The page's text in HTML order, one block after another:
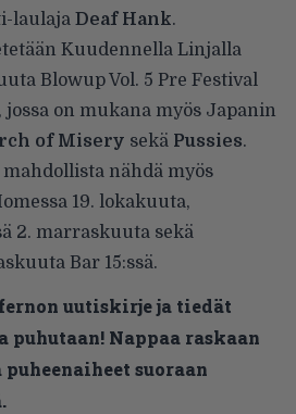
laulaja Deaf Hank.
Kuudennella Linjalla
Blowup Vol. 5 Pre Festival
jossa on mukana myös Japanin
of Misery sekä Pussies.
nähdä myös
19. lokakuuta,
2. marraskuuta sekä
Bar 15:ssä.
uutiskirje ja tiedät
Nappaa raskaan
suoraan